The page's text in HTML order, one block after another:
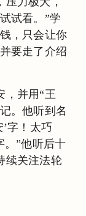
试看。”学
，只会让你
要走了介绍
，并用“王
。他听到名
字！太巧
。”他听后十
续关注法轮